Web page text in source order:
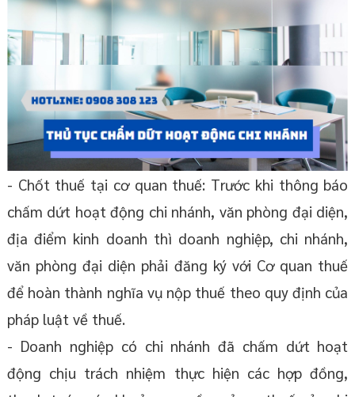
- Chốt thuế tại cơ quan thuế: Trước khi thông báo
chấm dứt hoạt động chi nhánh, văn phòng đại diện,
địa điểm kinh doanh thì doanh nghiệp, chi nhánh,
văn phòng đại diện phải đăng ký với Cơ quan thuế
để hoàn thành nghĩa vụ nộp thuế theo quy định của
pháp luật về thuế.
- Doanh nghiệp có chi nhánh đã chấm dứt hoạt
động chịu trách nhiệm thực hiện các hợp đồng,